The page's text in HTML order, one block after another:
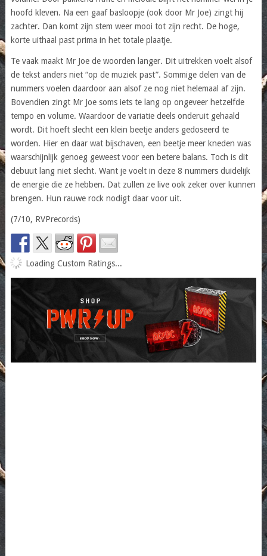
hoofd kleven. Na een gaaf basloopje (ook door Mr Joe) zingt hij
zachter. Dan komt zijn stem weer mooi tot zijn recht. De hoge,
korte uithaal past prima in het totale plaatje.
Te vaak maakt Mr Joe de woorden langer. Dit uitrekken voelt alsof
de tekst anders niet “op de muziek past”. Sommige delen van de
nummers voelen daardoor aan alsof ze nog niet helemaal af zijn.
Bovendien zingt Mr Joe soms iets te lang op ongeveer hetzelfde
tempo en volume. Waardoor de variatie deels onderuit gehaald
wordt. Dit hoeft slecht een klein beetje anders gedoseerd te
worden. Hier en daar wat bijschaven, een beetje meer kneden was
waarschijnlijk genoeg geweest voor een betere balans. Toch is dit
debuut lang niet slecht. Want je voelt in deze 8 nummers duidelijk
de energie die ze hebben. Dat zullen ze live ook zeker over kunnen
brengen. Hun rauwe rock nodigt daar voor uit.
(7/10, RVPrecords)
Loading Custom Ratings...